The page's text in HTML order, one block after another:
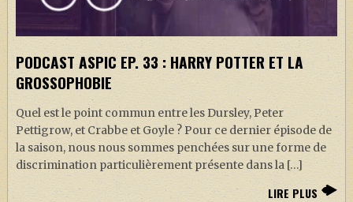
PODCAST ASPIC EP. 33 : HARRY POTTER ET LA
GROSSOPHOBIE
Quel est le point commun entre les Dursley, Peter
Pettigrow, et Crabbe et Goyle ? Pour ce dernier épisode de
la saison, nous nous sommes penchées sur une forme de
discrimination particulièrement présente dans la […]
LIRE PLUS